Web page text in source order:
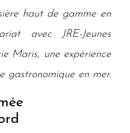
haut de gamme en
avec JRE-Jeunes
Maris, une expérience
gastronomique en mer.